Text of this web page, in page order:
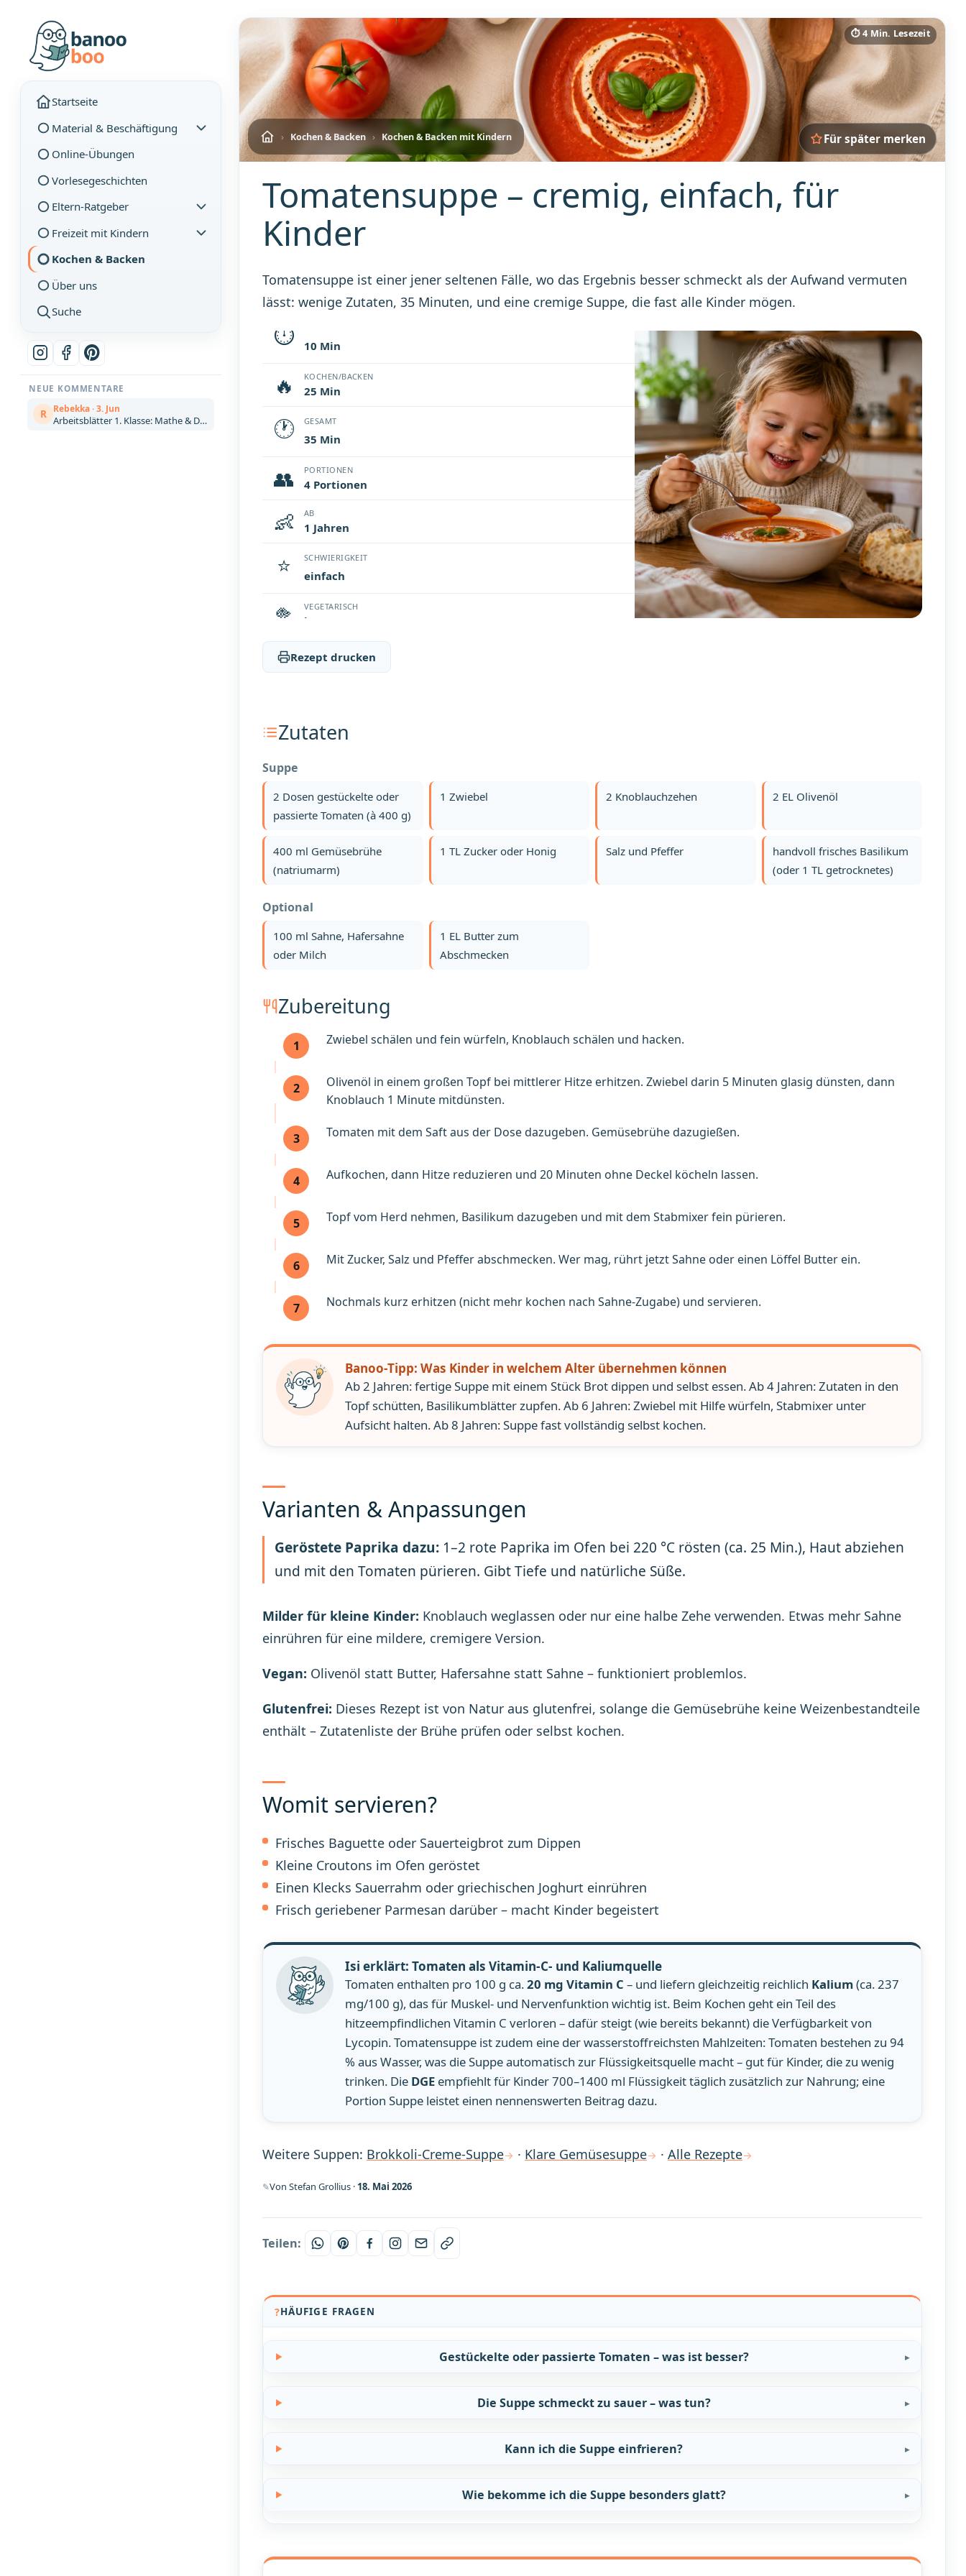
Startseite
Material & Beschäftigung
Online-Übungen
Vorlesegeschichten
Eltern-Ratgeber
Freizeit mit Kindern
Kochen & Backen
Über uns
Suche
NEUE KOMMENTARE
R Rebekka · 3. Jun
Arbeitsblätter 1. Klasse: Mathe & Deutsch kostenlos zum Ausdrucken (Artikel)
› Kochen & Backen › Kochen & Backen mit Kindern
⏱ 4 Min. Lesezeit
Für später merken
Tomatensuppe – cremig, einfach, für
Kinder
Tomatensuppe ist einer jener seltenen Fälle, wo das Ergebnis besser schmeckt als der Aufwand vermuten
lässt: wenige Zutaten, 35 Minuten, und eine cremige Suppe, die fast alle Kinder mögen.
⏱ 10 Min
🔥 KOCHEN/BACKEN
25 Min
🕐 GESAMT
35 Min
👥 PORTIONEN
4 Portionen
👶 AB
1 Jahren
⭐ SCHWIERIGKEIT
einfach
🥦 VEGETARISCH
ja
Rezept drucken
Zutaten
Suppe
2 Dosen gestückelte oder
passierte Tomaten (à 400 g)
1 Zwiebel 2 Knoblauchzehen 2 EL Olivenöl
400 ml Gemüsebrühe
(natriumarm)
1 TL Zucker oder Honig Salz und Pfeffer
handvoll frisches Basilikum
(oder 1 TL getrocknetes)
Optional
100 ml Sahne, Hafersahne
oder Milch
1 EL Butter zum
Abschmecken
Zubereitung
1 Zwiebel schälen und fein würfeln, Knoblauch schälen und hacken.
2
Olivenöl in einem großen Topf bei mittlerer Hitze erhitzen. Zwiebel darin 5 Minuten glasig dünsten, dann
Knoblauch 1 Minute mitdünsten.
3 Tomaten mit dem Saft aus der Dose dazugeben. Gemüsebrühe dazugießen.
4 Aufkochen, dann Hitze reduzieren und 20 Minuten ohne Deckel köcheln lassen.
5 Topf vom Herd nehmen, Basilikum dazugeben und mit dem Stabmixer fein pürieren.
6 Mit Zucker, Salz und Pfeffer abschmecken. Wer mag, rührt jetzt Sahne oder einen Löffel Butter ein.
7 Nochmals kurz erhitzen (nicht mehr kochen nach Sahne-Zugabe) und servieren.
Banoo-Tipp: Was Kinder in welchem Alter übernehmen können
Ab 2 Jahren: fertige Suppe mit einem Stück Brot dippen und selbst essen. Ab 4 Jahren: Zutaten in den
Topf schütten, Basilikumblätter zupfen. Ab 6 Jahren: Zwiebel mit Hilfe würfeln, Stabmixer unter
Aufsicht halten. Ab 8 Jahren: Suppe fast vollständig selbst kochen.
Varianten & Anpassungen
Geröstete Paprika dazu: 1–2 rote Paprika im Ofen bei 220 °C rösten (ca. 25 Min.), Haut abziehen
und mit den Tomaten pürieren. Gibt Tiefe und natürliche Süße.
Milder für kleine Kinder: Knoblauch weglassen oder nur eine halbe Zehe verwenden. Etwas mehr Sahne
einrühren für eine mildere, cremigere Version.
Vegan: Olivenöl statt Butter, Hafersahne statt Sahne – funktioniert problemlos.
Glutenfrei: Dieses Rezept ist von Natur aus glutenfrei, solange die Gemüsebrühe keine Weizenbestandteile
enthält – Zutatenliste der Brühe prüfen oder selbst kochen.
Womit servieren?
Frisches Baguette oder Sauerteigbrot zum Dippen
Kleine Croutons im Ofen geröstet
Einen Klecks Sauerrahm oder griechischen Joghurt einrühren
Frisch geriebener Parmesan darüber – macht Kinder begeistert
Isi erklärt: Tomaten als Vitamin-C- und Kaliumquelle
Tomaten enthalten pro 100 g ca.20 mg Vitamin C – und liefern gleichzeitig reichlich Kalium(ca. 237
mg/100 g), das für Muskel- und Nervenfunktion wichtig ist. Beim Kochen geht ein Teil des
hitzeempfindlichen Vitamin C verloren – dafür steigt (wie bereits bekannt) die Verfügbarkeit von
Lycopin. Tomatensuppe ist zudem eine der wasserstoffreichsten Mahlzeiten: Tomaten bestehen zu 94
% aus Wasser, was die Suppe automatisch zur Flüssigkeitsquelle macht – gut für Kinder, die zu wenig
trinken. Die DGE empfiehlt für Kinder 700–1400 ml Flüssigkeit täglich zusätzlich zur Nahrung; eine
Portion Suppe leistet einen nennenswerten Beitrag dazu.
Weitere Suppen: Brokkoli-Creme-Suppe · Klare Gemüsesuppe · Alle Rezepte
Von Stefan Grollius · 18. Mai 2026
Teilen:
HÄUFIGE FRAGEN
Gestückelte oder passierte Tomaten – was ist besser?
Die Suppe schmeckt zu sauer – was tun?
Kann ich die Suppe einfrieren?
Wie bekomme ich die Suppe besonders glatt?